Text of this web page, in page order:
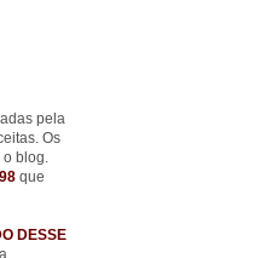
pela
Os
o blog.
que
DESSE